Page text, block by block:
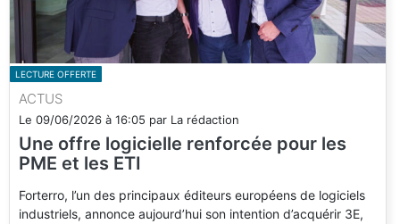
LECTURE OFFERTE
ACTUS
Le 09/06/2026 à 16:05 par La rédaction
Une offre logicielle renforcée pour les
PME et les ETI
Forterro, l’un des principaux éditeurs européens de logiciels
industriels, annonce aujourd’hui son intention d’acquérir 3E,